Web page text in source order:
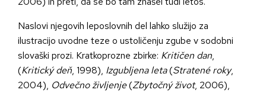
Naslovi njegovih leposlovnih del lahko služijo za
ilustracijo uvodne teze o ustoličenju zgube v sodobni
slovaški prozi. Kratkoprozne zbirke: Kritičen dan,
(Kritický deň, 1998), Izgubljena leta(Stratené roky,
2004), Odvečno življenje(Zbytočný život, 2006),